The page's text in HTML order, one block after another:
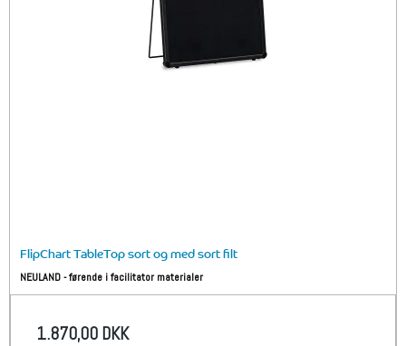
FlipChart TableTop sort og med sort filt
NEULAND - førende i facilitator materialer
1.870,00 DKK